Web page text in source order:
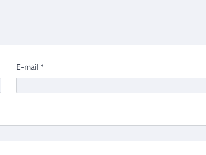
E-mail *